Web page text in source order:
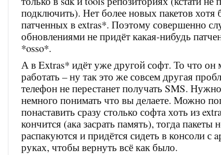
подключить). Нет более новых пакетов хотя
патченных в extras*. Поэтому совершенно
обновлениями не придёт какая-нибудь
*osso*.
А в Extras* идёт уже другой софт. То что он
работать – ну так это же совсем другая
телефон не перестанет получать SMS.
немного понимать что вы делаете. Можно
понаставить сразу столько софта хоть из
кончится (ака засрать память), тогда пакеты
распакуются и придётся сидеть в консоли с
руках, чтобы вернуть всё как было.